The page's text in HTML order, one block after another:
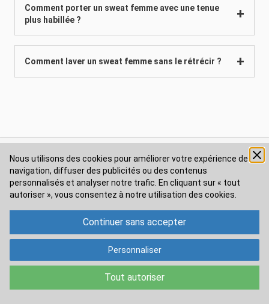
Nous utilisons des cookies pour améliorer votre expérience de
navigation, diffuser des publicités ou des contenus
personnalisés et analyser notre trafic. En cliquant sur « tout
autoriser », vous consentez à notre utilisation des cookies.
Tout autoriser
Continuer sans accepter
Personnaliser
Comment porter un sweat femme avec une tenue
plus habillée ?
Comment laver un sweat femme sans le rétrécir ?
AIDE & CONTACT
Nous contacter
Délais et frais de livraison
Retour & remboursement
Guide des tailles
*Conditions de nos offres